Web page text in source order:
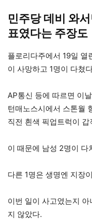
민주당 데비 와
표였다는 주장도
플로리다주에서 19일 열
이 사망하고 1명이 다쳤
AP통신 등에 따르면 이
턴매노스시에서 스톤월
직전 흰색 픽업트럭이
이 때문에 남성 2명이 다
다른 1명은 생명엔 지장
이번 일이 사고였는지
지 않았다.